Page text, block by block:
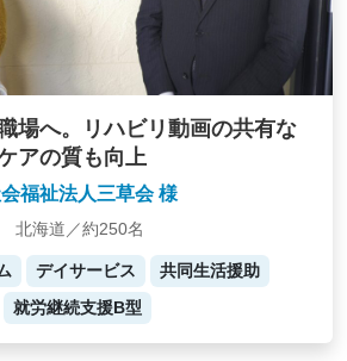
場へ。リハビリ動画の共有な
アの質も向上
福祉法人三草会 様
北海道／約250名
デイサービス
共同生活援助
就労継続支援B型